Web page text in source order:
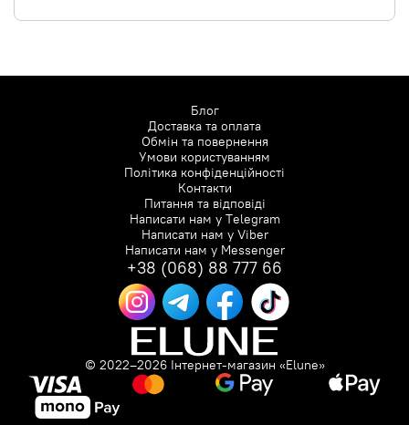
© 2022–2026 Інтернет-магазин «Elune»
Блог
Доставка та оплата
Обмін та повернення
Умови користуванням
Політика конфіденційності
Контакти
Питання та відповіді
Написати нам уTelegram
Написати нам уViber
Написати нам уMessenger
+38 (068) 88 777 66